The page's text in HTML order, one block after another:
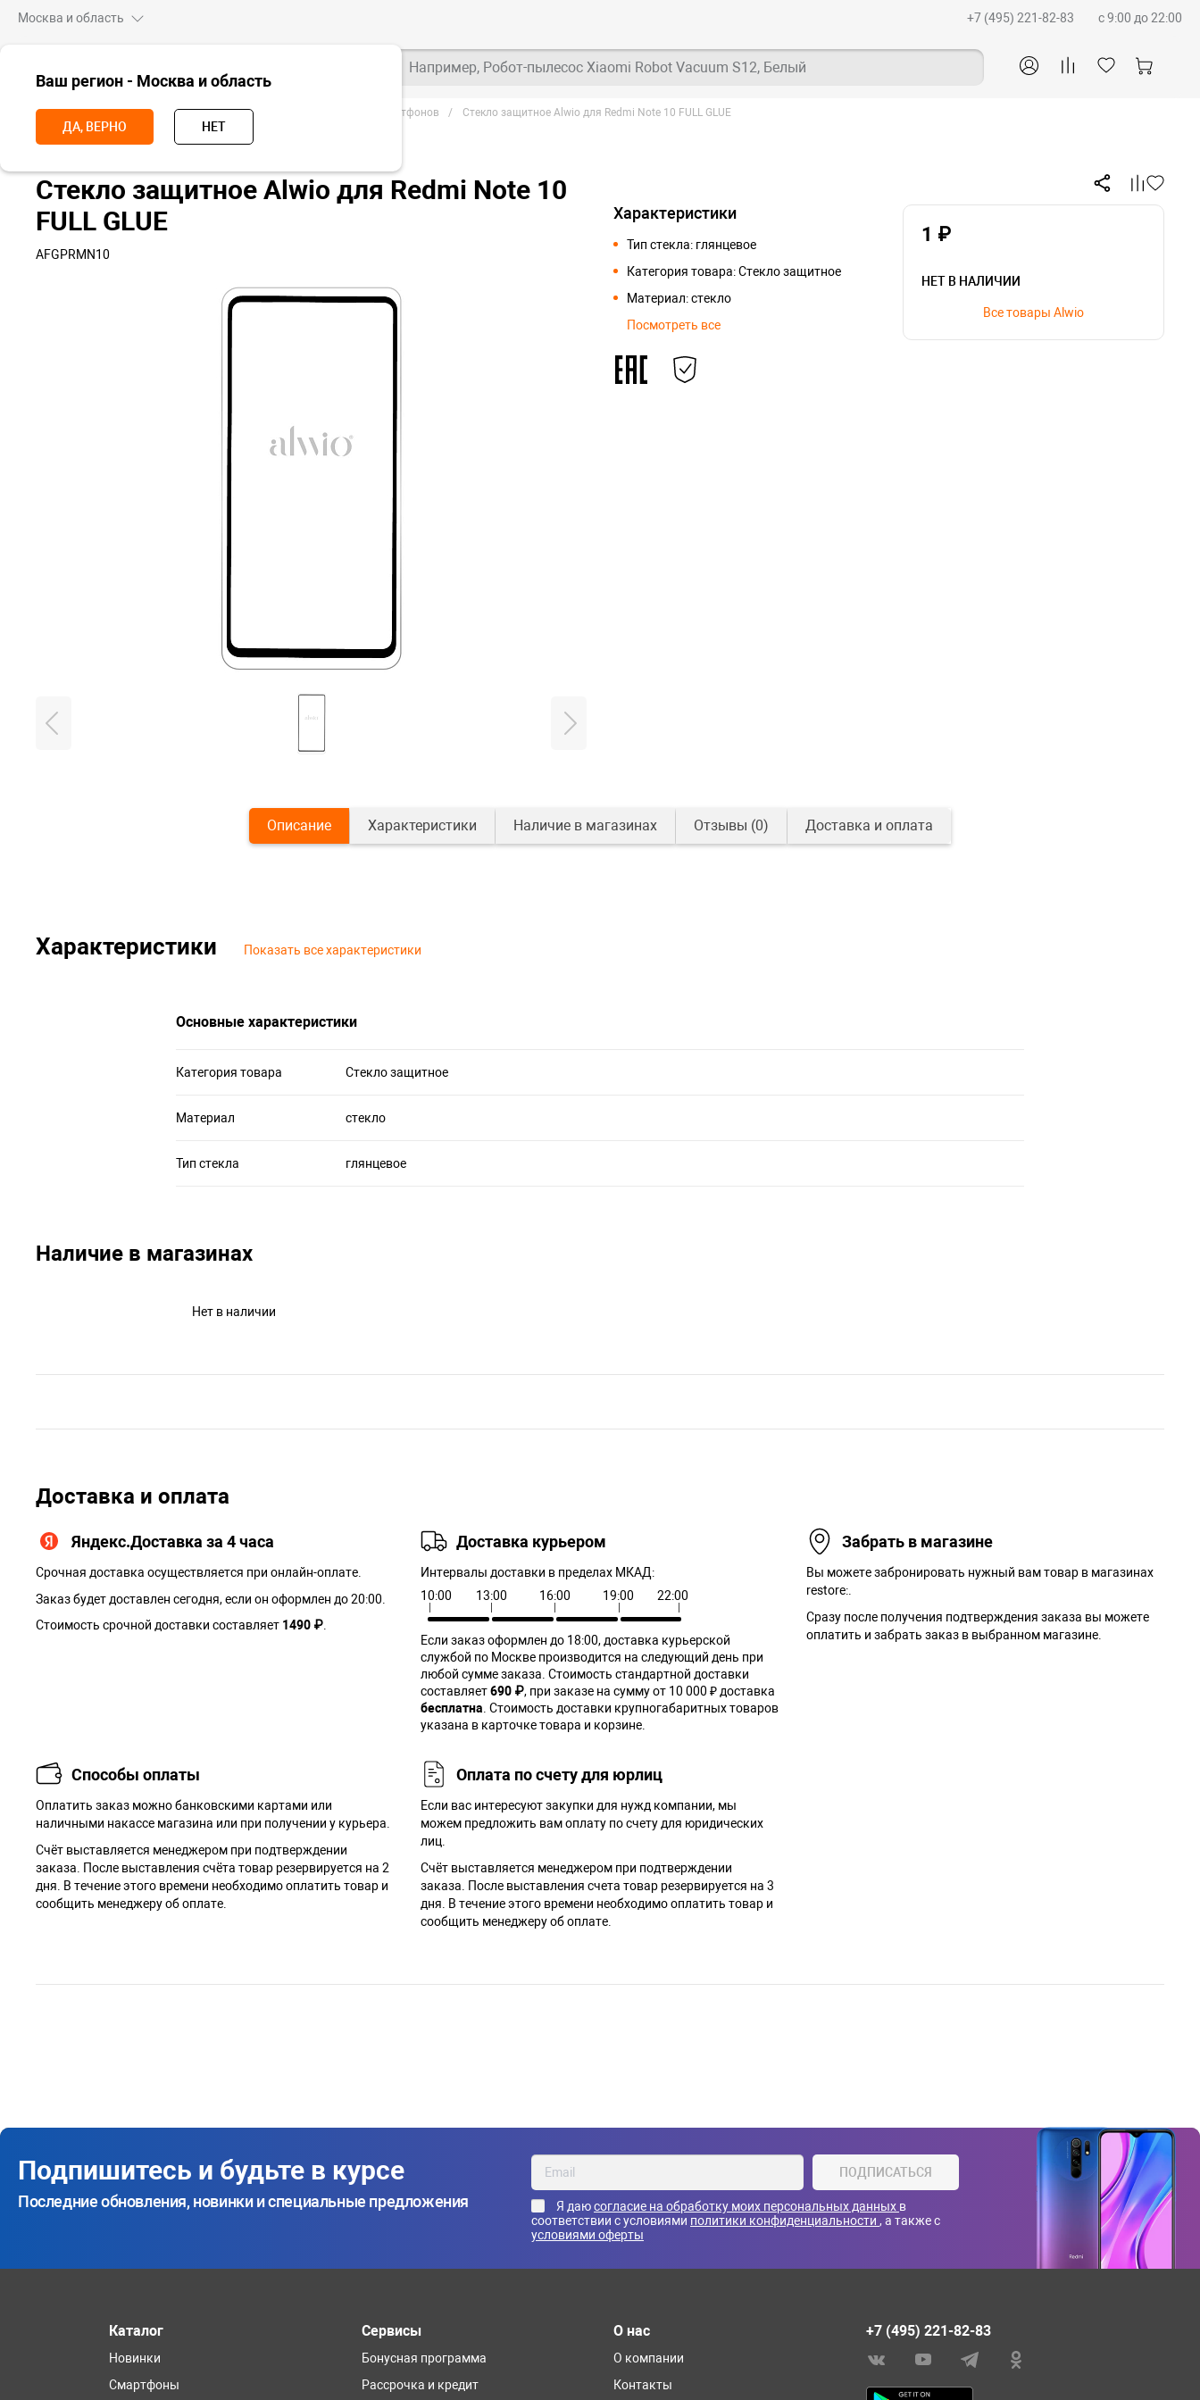
Москва и область
Ваш регион - Москва и область
ДА, ВЕРНО НЕТ
+7 (495) 221-82-83 c 9:00 до 22:00
Например, Робот-пылесос Xiaomi Robot Vacuum S12, Белый
Главная Аксессуары Чехлы и стекла Пленки и стекла для смартфонов Стекло защитное Alwio для Redmi Note 10 FULL GLUE
Стекло защитное Alwio для Redmi Note 10
FULL GLUE
AFGPRMN10
Характеристики
Тип стекла: глянцевое
Категория товара: Стекло защитное
Материал: стекло
Посмотреть все
1 ₽
НЕТ В НАЛИЧИИ
Все товары Alwio
Описание Характеристики Наличие в магазинах Отзывы (0) Доставка и оплата
Характеристики Показать все характеристики
Основные характеристики
Категория товара Стекло защитное
Материал стекло
Тип стекла глянцевое
Наличие в магазинах
Нет в наличии
Доставка и оплата
Яндекс.Доставка за 4 часа
Срочная доставка осуществляется при онлайн-оплате.
Заказ будет доставлен сегодня, если он оформлен до 20:00.
Стоимость срочной доставки составляет 1490 ₽
Доставка курьером
Интервалы доставки в пределах МКАД:
10:00
13:00 16:00 19:00 22:00
Если заказ оформлен до 18:00, доставка курьерской
службой по Москве производится на следующий день при
любой сумме заказа. Cтоимость стандартной доставки
составляет690 ₽, при заказе на сумму от 10 000 ₽ доставка
бесплатна . Стоимость доставки крупногабаритных товаров
указана в карточке товара и корзине.
Забрать в магазине
Вы можете забронировать нужный вам товар в магазинах
restore:.
Сразу после получения подтверждения заказа вы можете
оплатить и забрать заказ в выбранном магазине.
Способы оплаты
Оплатить заказ можно банковскими картами или
наличными накассе магазина или при получении у курьера.
Cчёт выставляется менеджером при подтверждении
заказа. После выставления счёта товар резервируется на 2
дня. В течение этого времени необходимо оплатить товар и
сообщить менеджеру об оплате.
Оплата по счету для юрлиц
Если вас интересуют закупки для нужд компании, мы
можем предложить вам оплату по счету для юридических
лиц.
Счёт выставляется менеджером при подтверждении
заказа. После выставления счета товар резервируется на 3
дня. В течение этого времени необходимо оплатить товар и
сообщить менеджеру об оплате.
Подпишитесь и будьте в курсе
Последние обновления, новинки и специальные предложения
ПОДПИСАТЬСЯ
Я даюсогласие на обработку моих персональных данных в
соответствии с условиями политики конфиденциальности , а также с
условиями оферты
Каталог
Новинки
Смартфоны
Сервисы
Бонусная программа
Рассрочка и кредит
О нас
О компании
Контакты
+7 (495) 221-82-83